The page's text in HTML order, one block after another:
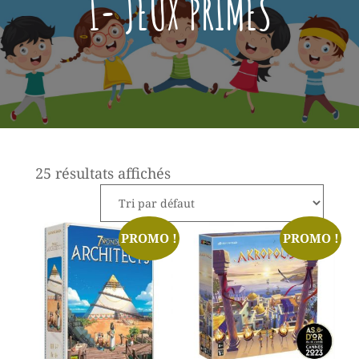
1- JEUX PRIMÉS
25 résultats affichés
PROMO ! PROMO !